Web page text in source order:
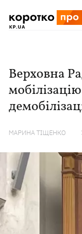
Верховна
МАРИНА ТІЩЕНКО